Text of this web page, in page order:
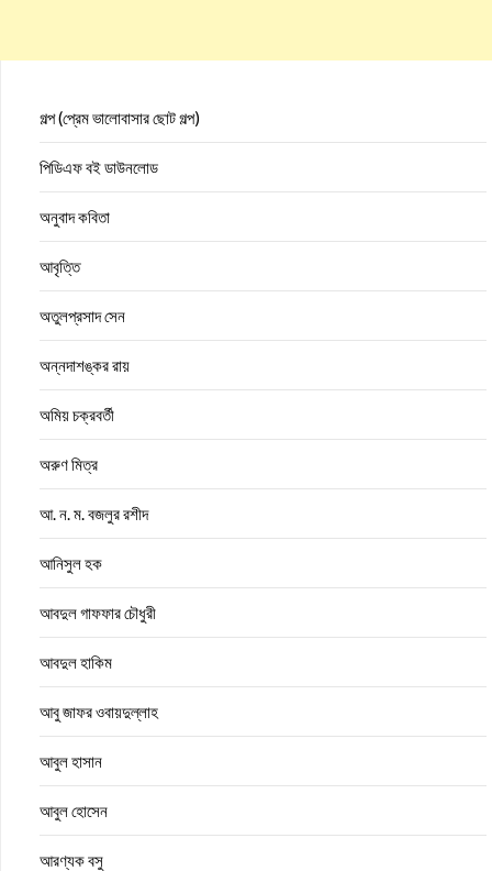
গল্প (প্রেম ভালোবাসার ছোট গল্প)
পিডিএফ বই ডাউনলোড
অনুবাদ কবিতা
আবৃত্তি
অতুলপ্রসাদ সেন
অন্নদাশঙ্কর রায়
অমিয় চক্রবর্তী
অরুণ মিত্র
আ. ন. ম. বজলুর রশীদ
আনিসুল হক
আবদুল গাফফার চৌধুরী
আবদুল হাকিম
আবু জাফর ওবায়দুল্লাহ
আবুল হাসান
আবুল হোসেন
আরণ্যক বসু